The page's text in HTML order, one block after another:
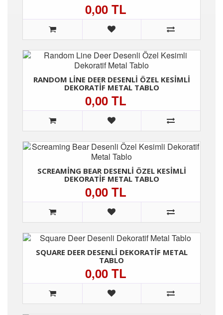
0,00 TL
RANDOM LINE DEER DESENLI ÖZEL KESIMLI
DEKORATIF METAL TABLO
0,00 TL
SCREAMING BEAR DESENLI ÖZEL KESIMLI
DEKORATIF METAL TABLO
0,00 TL
SQUARE DEER DESENLI DEKORATIF METAL
TABLO
0,00 TL